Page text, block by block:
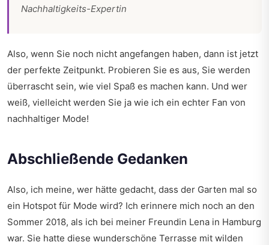
Nachhaltigkeits-Expertin
Also, wenn Sie noch nicht angefangen haben, dann ist jetzt
der perfekte Zeitpunkt. Probieren Sie es aus, Sie werden
überrascht sein, wie viel Spaß es machen kann. Und wer
weiß, vielleicht werden Sie ja wie ich ein echter Fan von
nachhaltiger Mode!
Abschließende Gedanken
Also, ich meine, wer hätte gedacht, dass der Garten mal so
ein Hotspot für Mode wird? Ich erinnere mich noch an den
Sommer 2018, als ich bei meiner Freundin Lena in Hamburg
war. Sie hatte diese wunderschöne Terrasse mit wilden